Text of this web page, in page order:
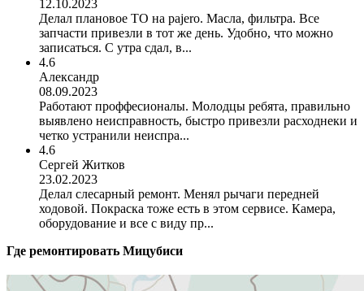
12.10.2023
Делал плановое ТО на pajero. Масла, фильтра. Все
запчасти привезли в тот же день. Удобно, что можно
записаться. С утра сдал, в...
4.6
Александр
08.09.2023
Работают проффесионалы. Молодцы ребята, правильно
выявлено неисправность, быстро привезли расходнеки и
четко устранили неиспра...
4.6
Сергей Житков
23.02.2023
Делал слесарный ремонт. Менял рычаги передней
ходовой. Покраска тоже есть в этом сервисе. Камера,
оборудование и все с виду пр...
Где ремонтировать Мицубиси